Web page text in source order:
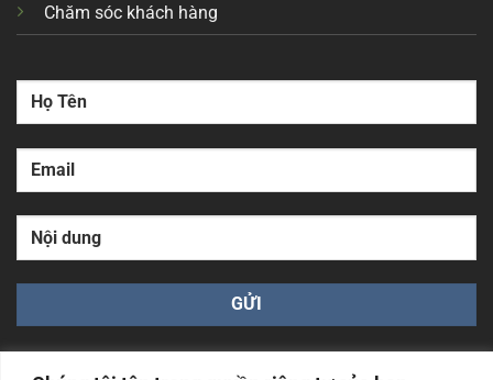
Chăm sóc khách hàng